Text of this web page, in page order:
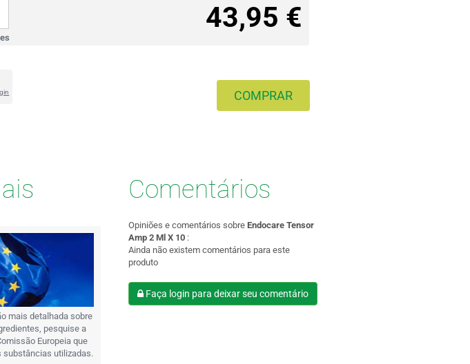
43,95 €
COMPRAR
mais detalhada sobre
pesquise a
Europeia que
substâncias utilizadas.
Comentários
Opiniões e comentários sobre Endocare Tensor
Amp 2 Ml X 10:
Ainda não existem comentários para este
produto
Faça login para deixar seu comentário